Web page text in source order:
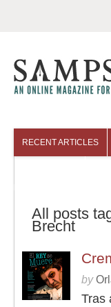
RECENT ARTICLES
All posts
Brecht
by
Tras